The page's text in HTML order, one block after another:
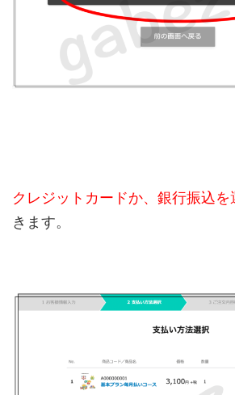
クレジットカードか、銀行振込を
きます。